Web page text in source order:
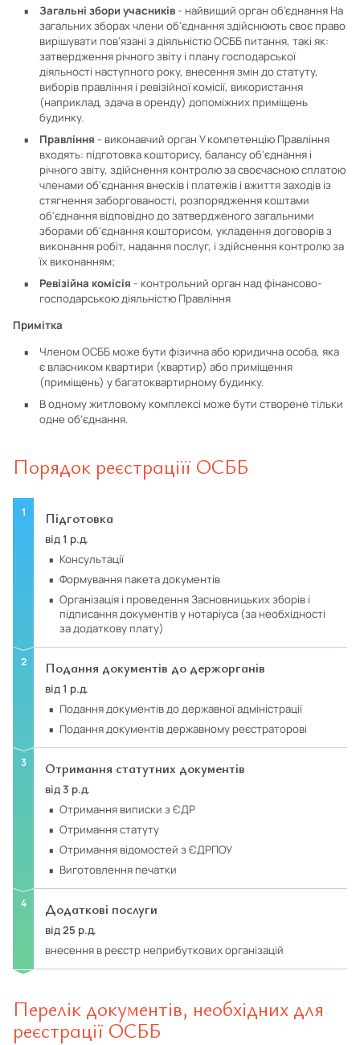
Загальні збори учасників - найвищий орган об’єднання На
загальних зборах члени об'єднання здійснюють своє право
вирішувати пов'язані з діяльністю ОСББ питання, такі як:
затвердження річного звіту і плану господарської
діяльності наступного року, внесення змін до статуту,
виборів правління і ревізійної комісії, використання
(наприклад, здача в оренду) допоміжних приміщень
будинку.
Правління - виконавчий орган У компетенцію Правління
входять: підготовка кошторису, балансу об'єднання і
річного звіту, здійснення контролю за своєчасною сплатою
членами об'єднання внесків і платежів і вжиття заходів із
стягнення заборгованості, розпорядження коштами
об'єднання відповідно до затвердженого загальними
зборами об'єднання кошторисом, укладення договорів з
виконання робіт, надання послуг, і здійснення контролю за
їх виконанням;
Ревізійна комісія - контрольний орган над фінансово-
господарською діяльністю Правління
Примітка
Членом ОСББ може бути фізична або юридична особа, яка
є власником квартири (квартир) або приміщення
(приміщень) у багатоквартирному будинку.
В одному житловому комплексі може бути створене тільки
одне об'єднання.
Порядок реєстраціїї ОСББ
Підготовка
від 1 р.д.
консультації
формування пакета документів
організація і проведення Засновницьких зборів і
підписання документів у нотаріуса (за необхідності
за додаткову плату)
Подання документів до держорганів
від 1 р.д.
подання документів до державної адміністрації
подання документів державному реєстраторові
Отримання статутних документів
від 3 р.д.
отримання виписки з ЄДР
отримання статуту
отримання відомостей з ЄДРПОУ
виготовлення печатки
Додаткові послуги
від 25 р.д.
внесення в реєстр неприбуткових організацій
Перелік документів, необхідних для
реєстрації ОСББ